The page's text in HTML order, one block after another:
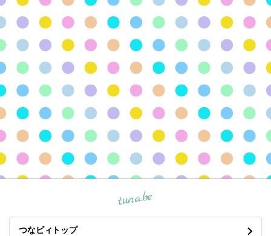
tuna.be
つなビィトップ